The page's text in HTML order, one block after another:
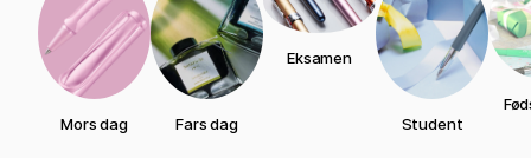
Mors dag Fars dag
Eksamen
Student